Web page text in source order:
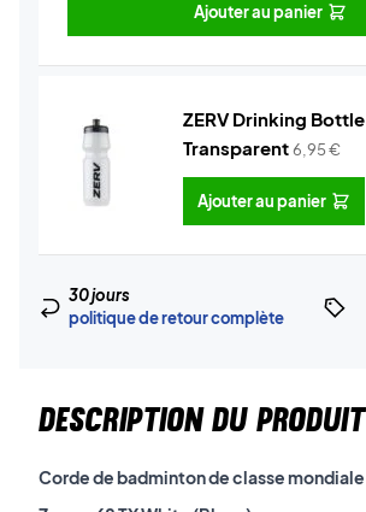
Ajouter au panier
ZERV Drinking Bottle
Transparent6,95€
Ajouter au panier
30 jours
politique de retour complète
DESCRIPTION DU PRODUIT
Corde de badminton de classe mondiale